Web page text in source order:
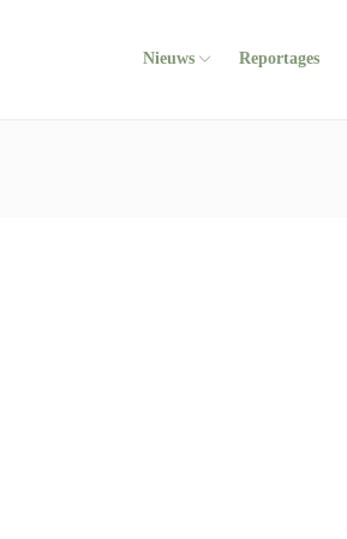
Nieuws Reportages